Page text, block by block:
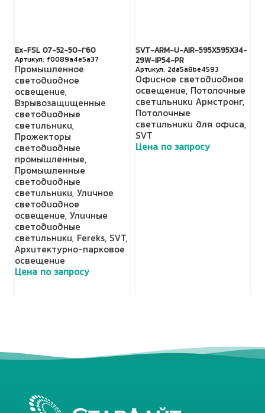
Ex-FSL 07-52-50-Г60
f0089a4e5a37
Промышленное
светодиодное
освещение,
Взрывозащищенные
светодиодные
светильники,
Прожекторы
светодиодные
промышленные,
Промышленные
светодиодные
светильники, Уличное
светодиодное
освещение, Уличные
светодиодные
светильники, Fereks, SVT ,
Архитектурно-парковое
освещение
Цена по запросу
SVT-ARM-U-AIR-595X595X34-
29W-IP54-PR
2da5a8be4593
Офисное светодиодное
освещение, Потолочные
светильники Армстронг,
Потолочные
светильники для офиса,
SVT
Цена по запросу